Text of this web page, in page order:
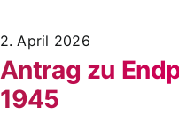
Antrag zu
1945
2. April 2026